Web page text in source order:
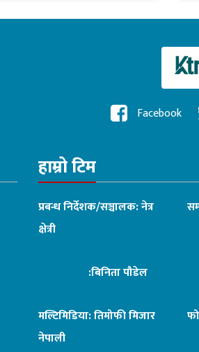
Facebook
हाम्रो टिम
प्रबन्ध निर्देशक/सञ्चालक: नेत्र
क्षेत्री
:बिनिता पौडेल
मल्टिमिडिया: तिमोफी मिजार
नेपाली